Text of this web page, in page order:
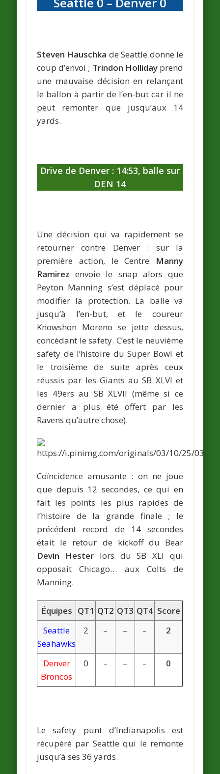
Steven Hauschka de Seattle donne le
coup d’envoi ; Trindon Hollidayprend
une mauvaise décision en relançant
le ballon à partir de l’en-but car il ne
peut remonter que jusqu’aux 14
yards.
Drive de Denver : 14:53, balle sur
DEN 14
Une décision qui va rapidement se
retourner contre Denver : sur la
première action, le Centre Manny
Ramirez envoie le snap alors que
Peyton Manning s’est déplacé pour
modifier la protection. La balle va
jusqu’à l’en-but, et le coureur
Knowshon Moreno se jette dessus,
concédant le safety. C’est le neuvième
safety de l’histoire du Super Bowl et
le troisième de suite après ceux
réussis par les Giants au SB XLVI et
les 49ers au SB XLVII (même si ce
dernier a plus été offert par les
Ravens qu’autre chose).
Coïncidence amusante : on ne joue
que depuis 12 secondes, ce qui en
fait les points les plus rapides de
l’histoire de la grande finale ; le
précédent record de 14 secondes
était le retour de kickoff du Bear
Devin Hesterlors du SB XLI qui
opposait Chicago… aux Colts de
Manning.
Équipes QT1 QT2 QT3 QT4 Score
Seattle
Seahawks
2 – – – 2
Denver
Broncos
0 – – – 0
Le safety punt d’Indianapolis est
récupéré par Seattle qui le remonte
jusqu’à ses 36 yards.